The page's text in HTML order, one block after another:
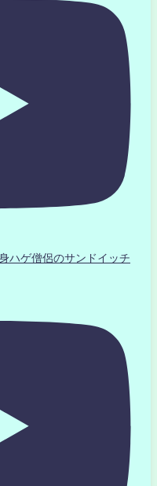
ハゲ僧侶のサンドイッチ